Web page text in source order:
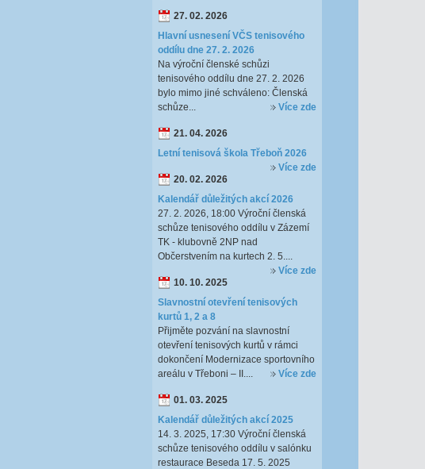
27. 02. 2026
Hlavní usnesení VČS tenisového
oddílu dne 27. 2. 2026
Na výroční členské schůzi
tenisového oddílu dne 27. 2. 2026
bylo mimo jiné schváleno: Členská
schůze...
Více zde
21. 04. 2026
Letní tenisová škola Třeboň 2026
Více zde
20. 02. 2026
Kalendář důležitých akcí 2026
27. 2. 2026, 18:00 Výroční členská
schůze tenisového oddílu v Zázemí
TK - klubovně 2NP nad
Občerstvením na kurtech 2. 5....
Více zde
10. 10. 2025
Slavnostní otevření tenisových
kurtů 1, 2 a 8
Přijměte pozvání na slavnostní
otevření tenisových kurtů v rámci
dokončení Modernizace sportovního
areálu v Třeboni – II....
Více zde
01. 03. 2025
Kalendář důležitých akcí 2025
14. 3. 2025, 17:30 Výroční členská
schůze tenisového oddílu v salónku
restaurace Beseda 17. 5. 2025